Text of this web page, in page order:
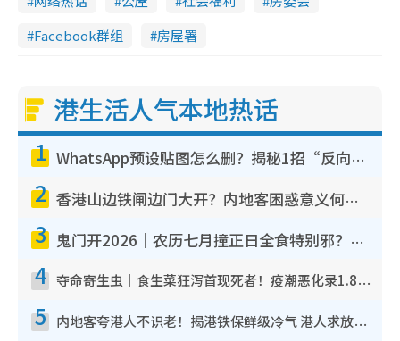
Facebook群组
房屋署
港生活人气本地热话
1 WhatsApp预设贴图怎么删？揭秘1招“反向操作”还原简洁界面 附3步实测教程
2 香港山边铁闸边门大开？内地客困惑意义何在！网友神回复：这种叫法理性防御
3 鬼门开2026｜农历七月撞正日全食特别邪？专家警告切忌做一事！揭4大禁忌+2招保平安
4 夺命寄生虫｜食生菜狂泻首现死者！疫潮恶化录1.8万宗病例 揭洗菜3大谬误
5 内地客夸港人不识老！揭港铁保鲜级冷气 港人求放过：别投诉